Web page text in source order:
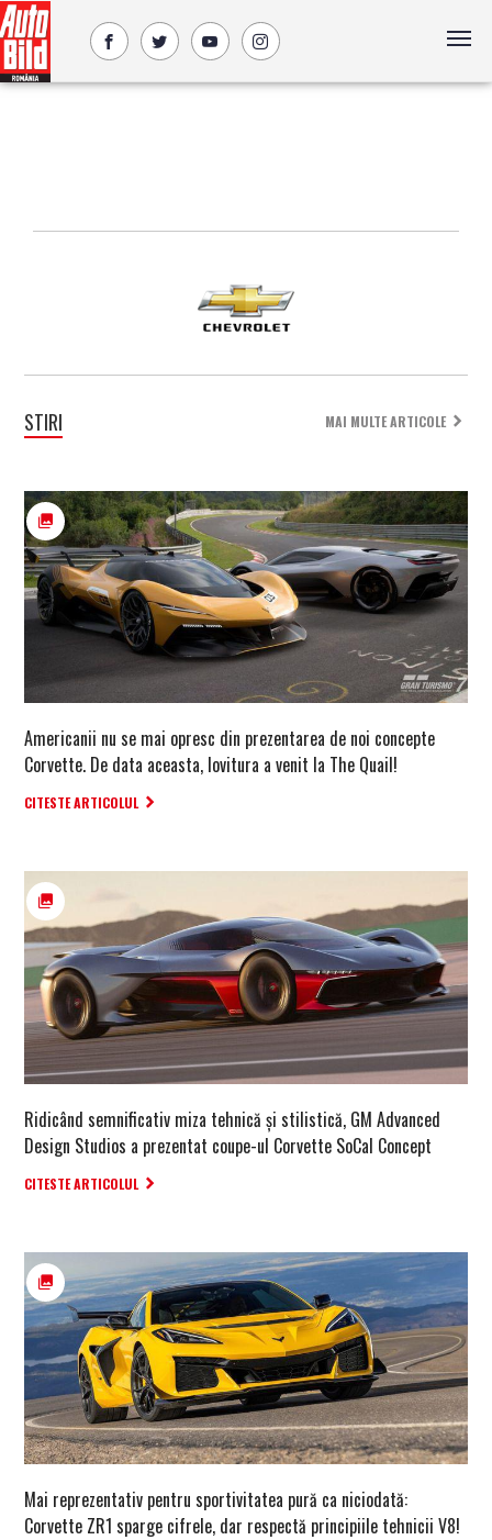
STIRI MAI MULTE ARTICOLE
Americanii nu se mai opresc din prezentarea de noi concepte
Corvette. De data aceasta, lovitura a venit la The Quail!
CITESTE ARTICOLUL
Ridicând semnificativ miza tehnică și stilistică, GM Advanced
Design Studios a prezentat coupe-ul Corvette SoCal Concept
CITESTE ARTICOLUL
Mai reprezentativ pentru sportivitatea pură ca niciodată:
Corvette ZR1 sparge cifrele, dar respectă principiile tehnicii V8!